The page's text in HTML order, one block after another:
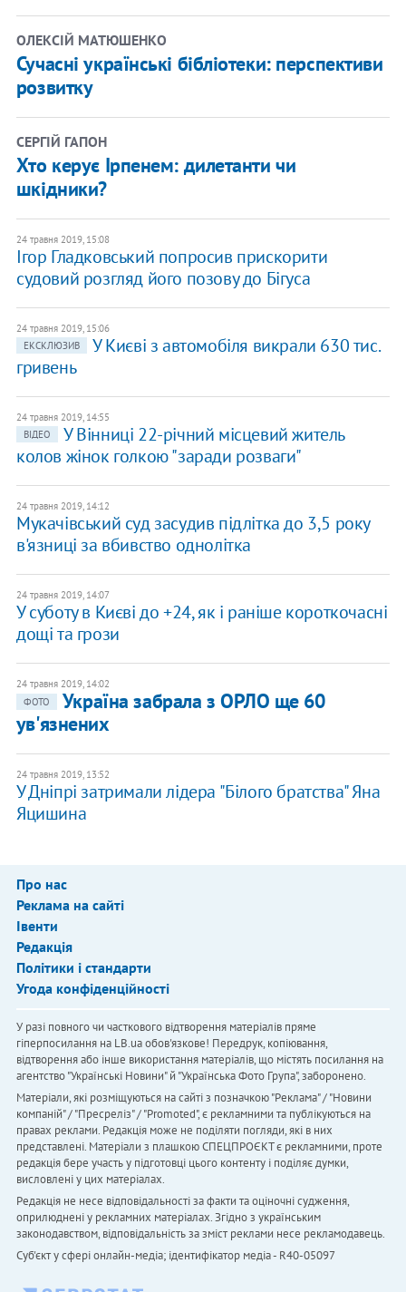
ОЛЕКСІЙ МАТЮШЕНКО
Сучасні українські бібліотеки: перспективи
розвитку
СЕРГІЙ ГАПОН
Хто керує Ірпенем: дилетанти чи
шкідники?
24 травня 2019, 15:08
Ігор Гладковський попросив прискорити
судовий розгляд його позову до Бігуса
24 травня 2019, 15:06
ЕКСКЛЮЗИВ
У Києві з автомобіля викрали 630 тис.
гривень
24 травня 2019, 14:55
ВІДЕО
У Вінниці 22-річний місцевий житель
колов жінок голкою "заради розваги"
24 травня 2019, 14:12
Мукачівський суд засудив підлітка до 3,5 року
в'язниці за вбивство однолітка
24 травня 2019, 14:07
У суботу в Києві до +24, як і раніше короткочасні
дощі та грози
24 травня 2019, 14:02
ФОТО
Україна забрала з ОРЛО ще 60
ув'язнених
24 травня 2019, 13:52
У Дніпрі затримали лідера "Білого братства" Яна
Яцишина
Про нас
Реклама на сайті
Івенти
Редакція
Політики і стандарти
Угода конфіденційності
У разі повного чи часткового відтворення матеріалів пряме
гіперпосилання на LB.ua обов'язкове! Передрук, копіювання,
відтворення або інше використання матеріалів, що містять посилання на
агентство "Українськi Новини" й "Українська Фото Група", заборонено.
Матеріали, які розміщуються на сайті з позначкою "Реклама" / "Новини
компаній" / "Пресреліз" / "Promoted", є рекламними та публікуються на
правах реклами. Редакція може не поділяти погляди, які в них
представлені. Матеріали з плашкою СПЕЦПРОЄКТ є рекламними, проте
редакція бере участь у підготовці цього контенту і поділяє думки,
висловлені у цих матеріалах.
Редакція не несе відповідальності за факти та оціночні судження,
оприлюднені у рекламних матеріалах. Згідно з українським
законодавством, відповідальність за зміст реклами несе рекламодавець.
Cуб'єкт у сфері онлайн-медіа; ідентифікатор медіа - R40-05097